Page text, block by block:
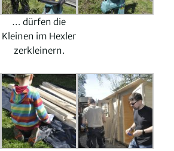
… dürfen die
Kleinen im Hexler
zerkleinern.